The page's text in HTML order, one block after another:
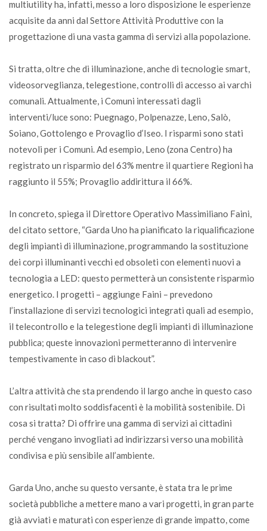
multiutility ha, infatti, messo a loro disposizione le esperienze
acquisite da anni dal Settore Attività Produttive con la
progettazione di una vasta gamma di servizi alla popolazione.
Si tratta, oltre che di illuminazione, anche di tecnologie smart,
videosorveglianza, telegestione, controlli di accesso ai varchi
comunali. Attualmente, i Comuni interessati dagli
interventi/luce sono: Puegnago, Polpenazze, Leno, Salò,
Soiano, Gottolengo e Provaglio d’Iseo. I risparmi sono stati
notevoli per i Comuni. Ad esempio, Leno (zona Centro) ha
registrato un risparmio del 63% mentre il quartiere Regioni ha
raggiunto il 55%; Provaglio addirittura il 66%.
In concreto, spiega il Direttore Operativo Massimiliano Faini,
del citato settore, “Garda Uno ha pianificato la riqualificazione
degli impianti di illuminazione, programmando la sostituzione
dei corpi illuminanti vecchi ed obsoleti con elementi nuovi a
tecnologia a LED: questo permetterà un consistente risparmio
energetico. I progetti – aggiunge Faini – prevedono
l’installazione di servizi tecnologici integrati quali ad esempio,
il telecontrollo e la telegestione degli impianti di illuminazione
pubblica; queste innovazioni permetteranno di intervenire
tempestivamente in caso di blackout”.
L’altra attività che sta prendendo il largo anche in questo caso
con risultati molto soddisfacenti è la mobilità sostenibile. Di
cosa si tratta? Di offrire una gamma di servizi ai cittadini
perché vengano invogliati ad indirizzarsi verso una mobilità
condivisa e più sensibile all’ambiente.
Garda Uno, anche su questo versante, è stata tra le prime
società pubbliche a mettere mano a vari progetti, in gran parte
già avviati e maturati con esperienze di grande impatto, come